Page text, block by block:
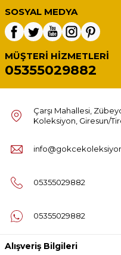
SOSYAL MEDYA
MÜŞTERI HIZMETLERI
05355029882
Çarşı Mahallesi,
Koleksiyon, Giresun/
05355029882
05355029882
Alışveriş Bilgileri